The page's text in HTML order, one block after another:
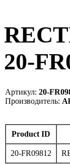
20-
Артикул: 20-
Производитель:
Product ID
20-FR09812